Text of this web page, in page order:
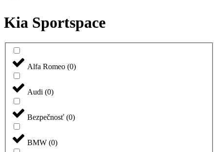
Kia Sportspace
Alfa Romeo (0)
Audi (0)
Bezpečnosť (0)
BMW (0)